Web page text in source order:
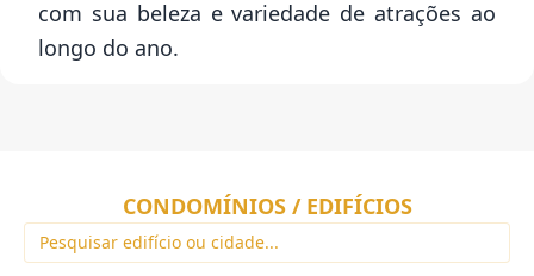
com sua beleza e variedade de atrações ao
longo do ano.
CONDOMÍNIOS / EDIFÍCIOS